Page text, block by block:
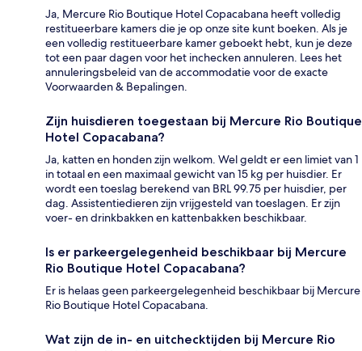
Ja, Mercure Rio Boutique Hotel Copacabana heeft volledig
restitueerbare kamers die je op onze site kunt boeken. Als je
een volledig restitueerbare kamer geboekt hebt, kun je deze
tot een paar dagen voor het inchecken annuleren. Lees het
annuleringsbeleid van de accommodatie voor de exacte
Voorwaarden & Bepalingen.
Zijn huisdieren toegestaan bij Mercure Rio Boutique
Hotel Copacabana?
Ja, katten en honden zijn welkom. Wel geldt er een limiet van 1
in totaal en een maximaal gewicht van 15 kg per huisdier. Er
wordt een toeslag berekend van BRL 99.75 per huisdier, per
dag. Assistentiedieren zijn vrijgesteld van toeslagen. Er zijn
voer- en drinkbakken en kattenbakken beschikbaar.
Is er parkeergelegenheid beschikbaar bij Mercure
Rio Boutique Hotel Copacabana?
Er is helaas geen parkeergelegenheid beschikbaar bij Mercure
Rio Boutique Hotel Copacabana.
Wat zijn de in- en uitchecktijden bij Mercure Rio